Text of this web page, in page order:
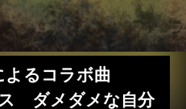
るコラボ曲
ス ダメダメな自分